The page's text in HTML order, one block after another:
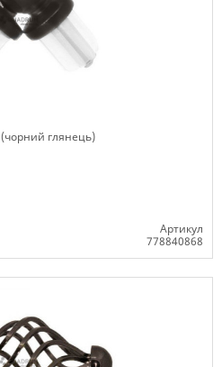
глянець)
Артикул
778840868